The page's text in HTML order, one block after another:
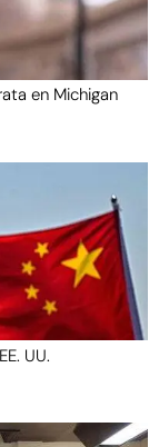
en Michigan
UU.